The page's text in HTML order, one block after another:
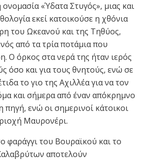
ονομασία «Ύδατα Στυγός», μιας και
εκεί κατοικούσε η χθόνια
του Ωκεανού και της Τηθύος,
από τα τρία ποτάμια που
Ο όρκος στα νερά της ήταν ιερός
όσο και για τους θνητούς, ενώ σε
το γιο της Αχιλλέα για να τον
και σήμερα από έναν απόκρημνο
πηγή, ενώ οι σημερινοί κάτοικοι
Μαυρονέρι.
φαράγγι του Βουραϊκού και το
αποτελούν